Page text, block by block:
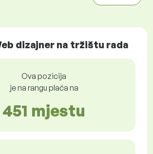
dizajner na tržištu rada
Ova pozicija
je na rangu plaća na
451 mjestu